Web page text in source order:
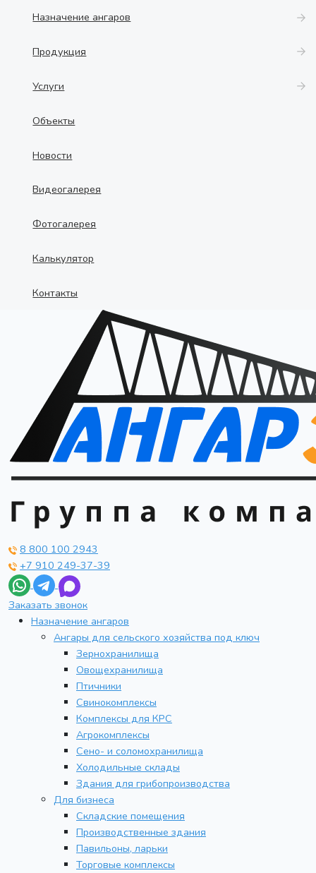
Назначение ангаров
Продукция
Услуги
Объекты
Новости
Видеогалерея
Фотогалерея
Калькулятор
Контакты
8 800 100 2943
+7 910 249-37-39
Заказать звонок
Назначение ангаров
Ангары для сельского хозяйства под ключ
Зернохранилища
Овощехранилища
Птичники
Свинокомплексы
Комплексы для КРС
Агрокомплексы
Сено- и соломохранилища
Холодильные склады
Здания для грибопроизводства
Для бизнеса
Складские помещения
Производственные здания
Павильоны, ларьки
Торговые комплексы